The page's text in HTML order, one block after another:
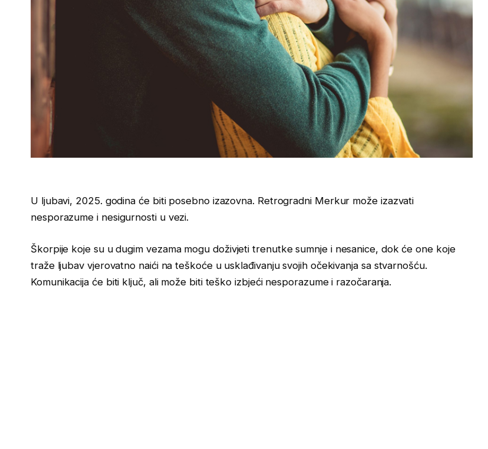
U ljubavi, 2025. godina će biti posebno izazovna. Retrogradni Merkur može izazvati
nesporazume i nesigurnosti u vezi.
Škorpije koje su u dugim vezama mogu doživjeti trenutke sumnje i nesanice, dok će one koje
traže ljubav vjerovatno naići na teškoće u usklađivanju svojih očekivanja sa stvarnošću.
Komunikacija će biti ključ, ali može biti teško izbjeći nesporazume i razočaranja.